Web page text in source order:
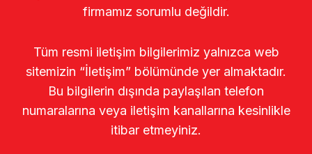
firmamız sorumlu değildir.
Tüm resmi iletişim bilgilerimiz yalnızca web
sitemizin “İletişim” bölümünde yer almaktadır.
Bu bilgilerin dışında paylaşılan telefon
numaralarına veya iletişim kanallarına kesinlikle
itibar etmeyiniz.